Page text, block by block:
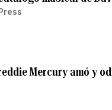
Mercury amó y